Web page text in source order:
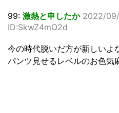
99: 激熱と申したか 2022/
ID:SkwZ4mO2d
今の時代脱いだ方が新しいよ
パンツ見せるレベルのお色気